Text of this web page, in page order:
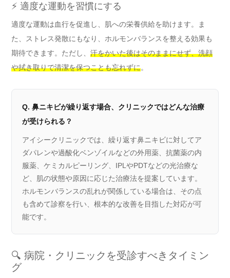
⚡ 適度な運動を習慣にする
適度な運動は血行を促進し、肌への栄養供給を助けます。ま
た、ストレス発散にもなり、ホルモンバランスを整える効果も
期待できます。ただし、 汗をかいた後はそのままにせず、洗顔
や拭き取りで清潔を保つことも忘れずに。
Q. 鼻ニキビが繰り返す場合、クリニックではどんな治療
が受けられる？
アイシークリニックでは、繰り返す鼻ニキビに対してア
ダパレンや過酸化ベンゾイルなどの外用薬、抗菌薬の内
服薬、ケミカルピーリング、IPLやPDTなどの光治療な
ど、肌の状態や原因に応じた治療法を提案しています。
ホルモンバランスの乱れが関係している場合は、その点
も含めて診察を行い、根本的な改善を目指した対応が可
能です。
🔍 病院・クリニックを受診すべきタイミン
グ